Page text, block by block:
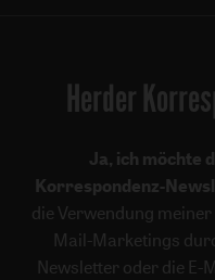
Herder
Ja, ich möchte
Korrespondenz-
die Verwendung
Mail-Marketings
Newsletter oder die E-